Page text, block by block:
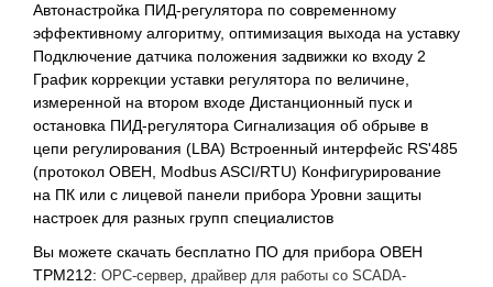
Автонастройка ПИД-регулятора по современному
эффективному алгоритму, оптимизация выхода на уставку
Подключение датчика положения задвижки ко входу 2
График коррекции уставки регулятора по величине,
измеренной на втором входе Дистанционный пуск и
остановка ПИД-регулятора Сигнализация об обрыве в
цепи регулирования (LBA) Встроенный интерфейс RS'485
(протокол ОВЕН, Modbus ASCI/RTU) Конфигурирование
на ПК или с лицевой панели прибора Уровни защиты
настроек для разных групп специалистов
Вы можете скачать бесплатно ПО для прибора ОВЕН
ТРМ212: ОРС-сервер драйвер для работы со SCADA-